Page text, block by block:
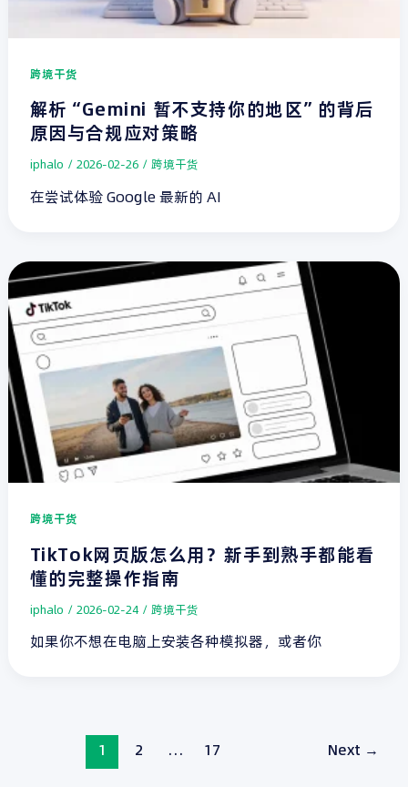
跨境干货
解析“Gemini 暂不支持你的地区”的背后
原因与合规应对策略
iphalo / 2026-02-26 / 跨境干货
在尝试体验 Google 最新的 AI
跨境干货
TikTok网页版怎么用？新手到熟手都能看
懂的完整操作指南
iphalo / 2026-02-24 / 跨境干货
如果你不想在电脑上安装各种模拟器，或者你
1 2 … 17 Next →